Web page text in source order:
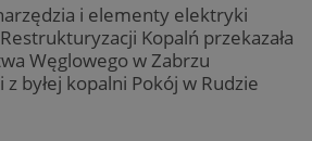
i elementy elektryki
Kopalń przekazała
Węglowego w Zabrzu
byłej kopalni Pokój w Rudzie